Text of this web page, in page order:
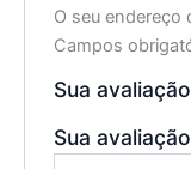
O seu endereço
Campos
Sua avaliação
Sua